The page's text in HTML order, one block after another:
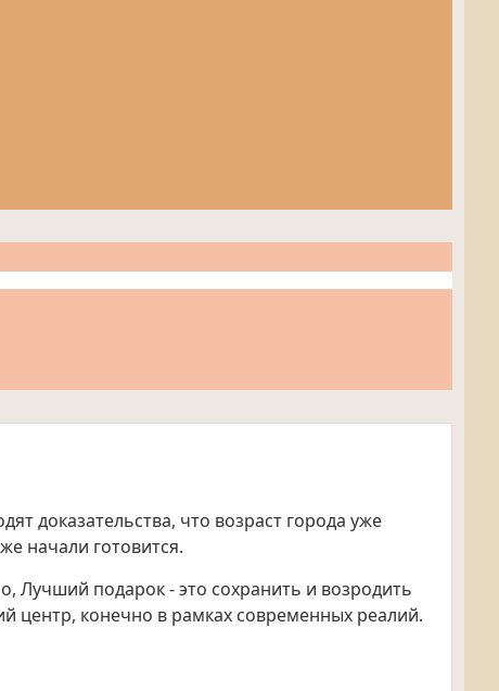
доказательства, что возраст города уже
начали готовится.
Лучший подарок - это сохранить и возродить
центр, конечно в рамках современных реалий.